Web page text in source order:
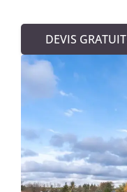
DEVIS GRATUIT